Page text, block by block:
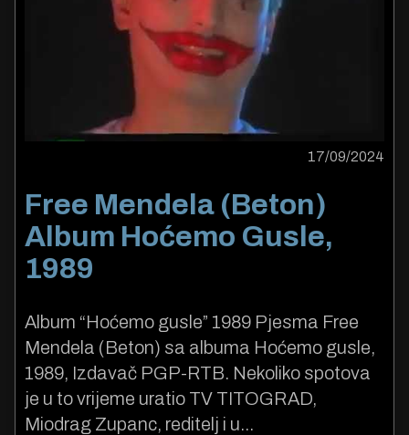
17/09/2024
Free Mendela (Beton)
Album Hoćemo Gusle,
1989
Album “Hoćemo gusle” 1989 Pjesma Free
Mendela (Beton) sa albuma Hoćemo gusle,
1989, Izdavač PGP-RTB. Nekoliko spotova
je u to vrijeme uratio TV TITOGRAD,
Miodrag Zupanc, reditelj i u...